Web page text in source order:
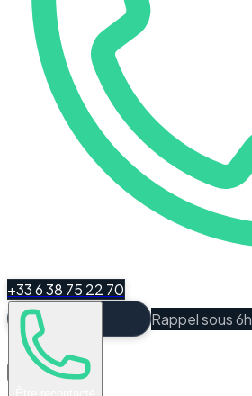
+33 6 38 75 22 70
Rappel sous 6h
Espace Client